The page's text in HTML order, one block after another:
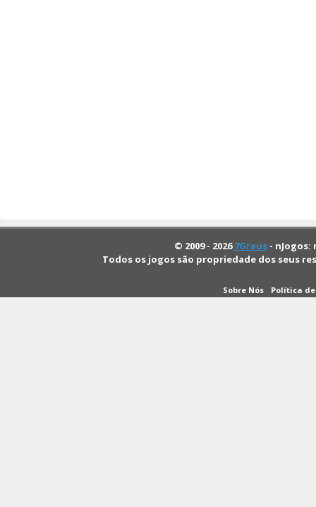
© 2009 - 20267Graus -
Todos os jogos são propriedade dos seus
Sobre Nós Política